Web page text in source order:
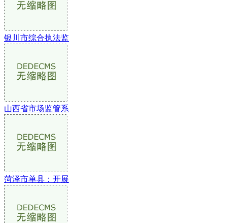
银川市综合执法监
山西省市场监管系
菏泽市单县：开展